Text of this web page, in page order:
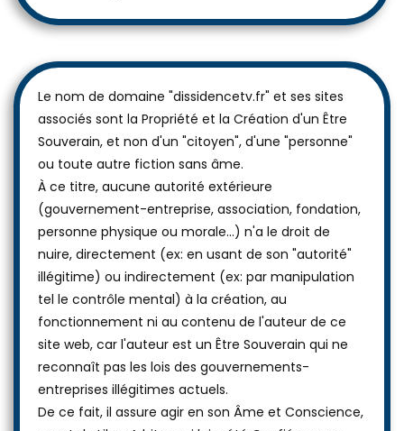
Le nom de domaine "dissidencetv.fr" et ses sites
associés sont la Propriété et la Création d'un Être
Souverain, et non d'un "citoyen", d'une "personne"
ou toute autre fiction sans âme.
À ce titre, aucune autorité extérieure
(gouvernement-entreprise, association, fondation,
personne physique ou morale...) n'a le droit de
nuire, directement (ex: en usant de son "autorité"
illégitime) ou indirectement (ex: par manipulation
tel le contrôle mental) à la création, au
fonctionnement ni au contenu de l'auteur de ce
site web, car l'auteur est un Être Souverain qui ne
reconnaît pas les lois des gouvernements-
entreprises illégitimes actuels.
De ce fait, il assure agir en son Âme et Conscience,